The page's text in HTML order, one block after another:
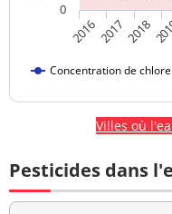
Concentration de
20162017 2018
0
Villes où
Pesticides dans